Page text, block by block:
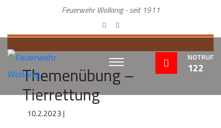
Feuerwehr Wollanig - seit 1911
NOTRUF
122
Themenübung –
Tierrettung
10.2.2023 |